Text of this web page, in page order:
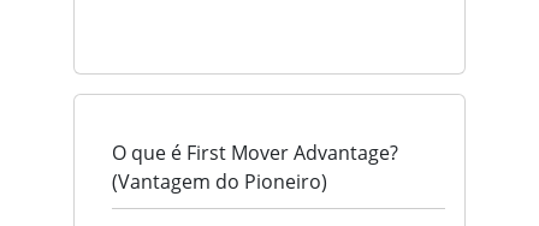
O que é First Mover Advantage?
(Vantagem do Pioneiro)